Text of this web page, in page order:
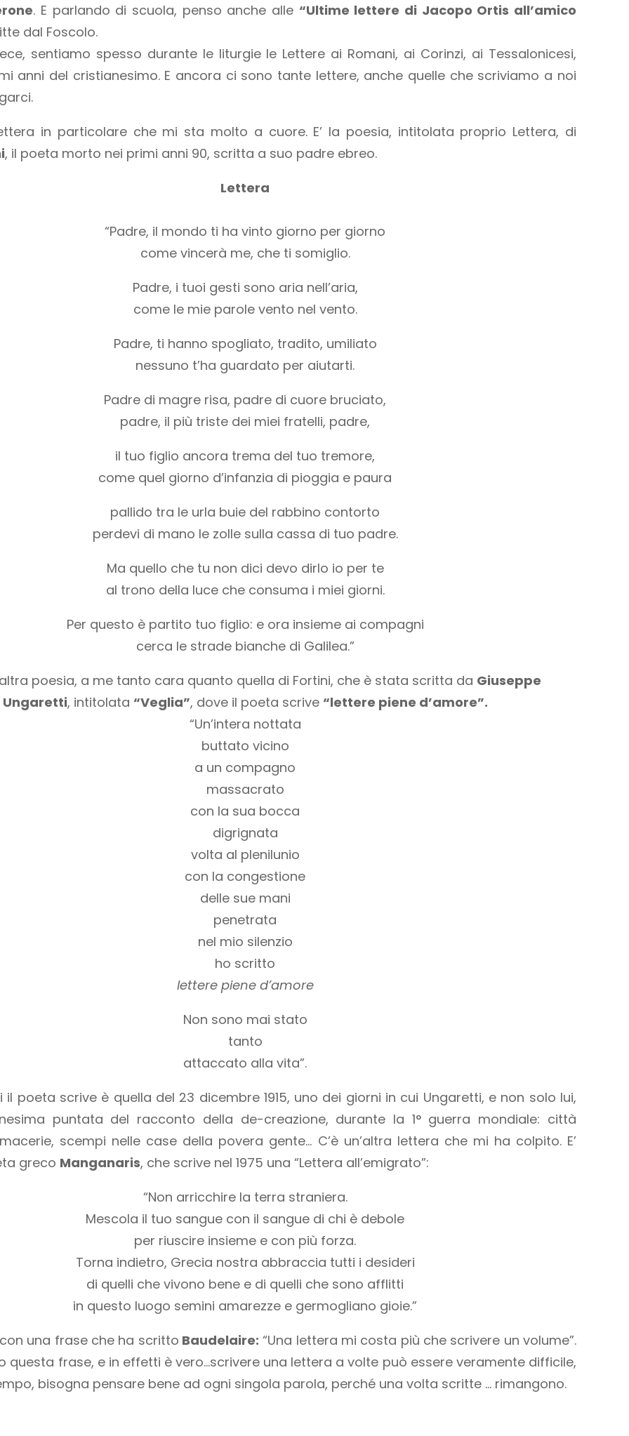
. E parlando di scuola, penso anche alle “Ultime lettere di Jacopo Ortis all’amico
dal Foscolo.
sentiamo spesso durante le liturgie le Lettere ai Romani, ai Corinzi, ai Tessalonicesi,
anni del cristianesimo. E ancora ci sono tante lettere, anche quelle che scriviamo a noi
in particolare che mi sta molto a cuore. E’ la poesia, intitolata proprio Lettera, di
, il poeta morto nei primi anni 90, scritta a suo padre ebreo.
Lettera
“Padre, il mondo ti ha vinto giorno per giorno
come vincerà me, che ti somiglio.
Padre, i tuoi gesti sono aria nell’aria,
come le mie parole vento nel vento.
Padre, ti hanno spogliato, tradito, umiliato
nessuno t’ha guardato per aiutarti.
Padre di magre risa, padre di cuore bruciato,
padre, il più triste dei miei fratelli, padre,
il tuo figlio ancora trema del tuo tremore,
come quel giorno d’infanzia di pioggia e paura
pallido tra le urla buie del rabbino contorto
perdevi di mano le zolle sulla cassa di tuo padre.
Ma quello che tu non dici devo dirlo io per te
al trono della luce che consuma i miei giorni.
Per questo è partito tuo figlio: e ora insieme ai compagni
cerca le strade bianche di Galilea.”
poesia, a me tanto cara quanto quella di Fortini, che è stata scritta da Giuseppe
Ungaretti, intitolata “Veglia”, dove il poeta scrive “lettere piene d’amore”.
“Un’intera nottata
buttato vicino
a un compagno
massacrato
con la sua bocca
digrignata
volta al plenilunio
con la congestione
delle sue mani
penetrata
nel mio silenzio
ho scritto
lettere piene d’amore
Non sono mai stato
tanto
attaccato alla vita”.
il poeta scrive è quella del 23 dicembre 1915, uno dei giorni in cui Ungaretti, e non solo lui,
puntata del racconto della de-creazione, durante la 1° guerra mondiale: città
scempi nelle case della povera gente… C’è un’altra lettera che mi ha colpito. E’
greco Manganaris, che scrive nel 1975 una “Lettera all’emigrato”:
“Non arricchire la terra straniera.
Mescola il tuo sangue con il sangue di chi è debole
per riuscire insieme e con più forza.
Torna indietro, Grecia nostra abbraccia tutti i desideri
di quelli che vivono bene e di quelli che sono afflitti
in questo luogo semini amarezze e germogliano gioie.”
una frase che ha scritto Baudelaire: “Una lettera mi costa più che scrivere un volume”.
questa frase, e in effetti è vero…scrivere una lettera a volte può essere veramente difficile,
bisogna pensare bene ad ogni singola parola, perché una volta scritte … rimangono.